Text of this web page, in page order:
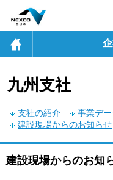
九州支社
支社の紹介 事業デー
建設現場からのお知らせ
建設現場からのお知